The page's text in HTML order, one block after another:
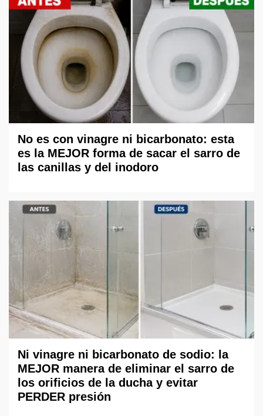
No es con vinagre ni bicarbonato: esta
es la MEJOR forma de sacar el sarro de
las canillas y del inodoro
Ni vinagre ni bicarbonato de sodio: la
MEJOR manera de eliminar el sarro de
los orificios de la ducha y evitar
PERDER presión